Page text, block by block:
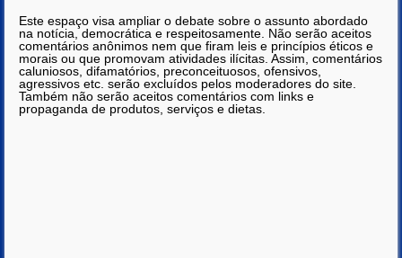
Este espaço visa ampliar o debate sobre o assunto abordado
na notícia, democrática e respeitosamente. Não serão aceitos
comentários anônimos nem que firam leis e princípios éticos e
morais ou que promovam atividades ilícitas. Assim, comentários
caluniosos, difamatórios, preconceituosos, ofensivos,
agressivos etc. serão excluídos pelos moderadores do site.
Também não serão aceitos comentários com links e
propaganda de produtos, serviços e dietas.